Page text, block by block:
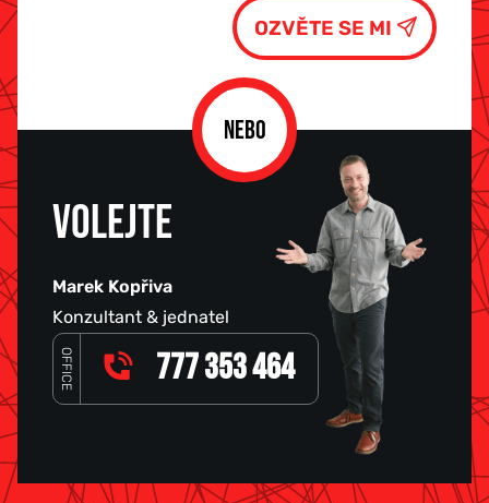
NEBO
VOLEJTE
Marek Kopřiva
Konzultant & jednatel
OFFICE 777 353 464